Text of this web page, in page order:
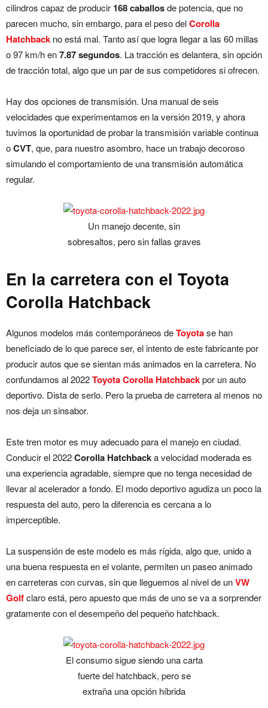
cilindros capaz de producir 168 caballosde potencia, que no
parecen mucho, sin embargo, para el peso delCorolla
Hatchback no está mal. Tanto así que logra llegar a las 60 millas
o 97 km/h en7.87 segundos. La tracción es delantera, sin opción
de tracción total, algo que un par de sus competidores si ofrecen.
Hay dos opciones de transmisión. Una manual de seis
velocidades que experimentamos en la versión 2019, y ahora
tuvimos la oportunidad de probar la transmisión variable continua
oCVT, que, para nuestro asombro, hace un trabajo decoroso
simulando el comportamiento de una transmisión automática
regular.
Un manejo decente, sin
sobresaltos, pero sin fallas graves
En la carretera con el Toyota
Corolla Hatchback
Algunos modelos más contemporáneos deToyotase han
beneficiado de lo que parece ser, el intento de este fabricante por
producir autos que se sientan más animados en la carretera. No
confundamos al 2022Toyota Corolla Hatchbackpor un auto
deportivo. Dista de serlo. Pero la prueba de carretera al menos no
nos deja un sinsabor.
Este tren motor es muy adecuado para el manejo en ciudad.
Conducir el 2022Corolla Hatchbacka velocidad moderada es
una experiencia agradable, siempre que no tenga necesidad de
llevar al acelerador a fondo. El modo deportivo agudiza un poco la
respuesta del auto, pero la diferencia es cercana a lo
imperceptible.
La suspensión de este modelo es más rígida, algo que, unido a
una buena respuesta en el volante, permiten un paseo animado
en carreteras con curvas, sin que lleguemos al nivel de unVW
Golfclaro está, pero apuesto que más de uno se va a sorprender
gratamente con el desempeño del pequeño hatchback.
El consumo sigue siendo una carta
fuerte del hatchback, pero se
extraña una opción híbrida